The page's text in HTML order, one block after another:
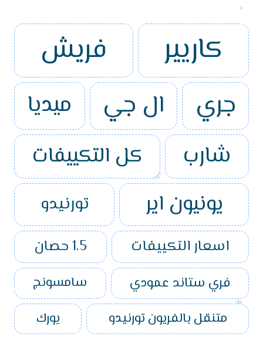
كاريير فريش
جري ال جي ميديا
شارب
كل التكييفات
يونيون اير
تورنيدو
اسعار التكييفات 1.5 حصان
فري ستاند عمودي
سامسونج
متنقل بالفريون تورنيدو
يورك